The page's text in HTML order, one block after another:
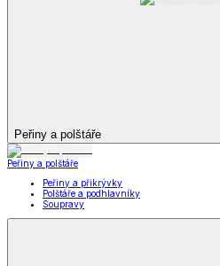
Peřiny a polštáře
Peřiny a polštáře
Peřiny a přikrývky
Polštáře a podhlavníky
Soupravy